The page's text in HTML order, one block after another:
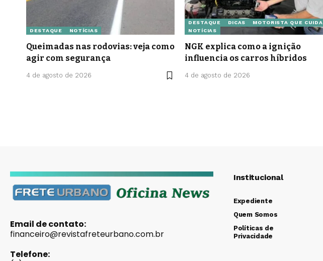
DESTAQUE NOTÍCIAS
Queimadas nas rodovias: veja como
agir com segurança
4 de agosto de 2026
DESTAQUE DICAS
MOTORISTA QUE CUIDA
NOTÍCIAS
NGK explica como a ignição
influencia os carros híbridos
4 de agosto de 2026
Email de contato:
financeiro@revistafreteurbano.com.br
Telefone:
Institucional
Expediente
Quem Somos
Políticas de
Privacidade